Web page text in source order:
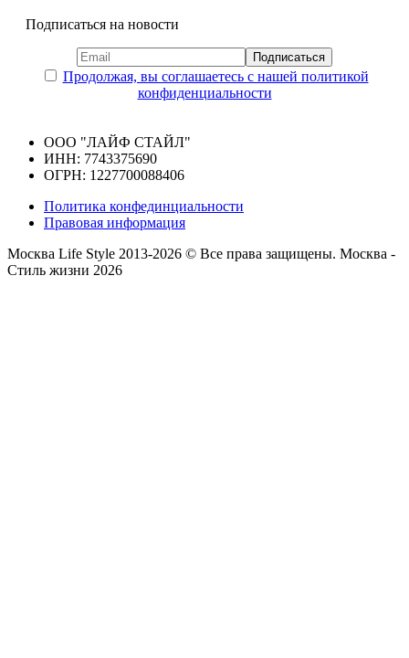
Подписаться на новости
Продолжая, вы соглашаетесь с нашей политикой
конфиденциальности
ООО "ЛАЙФ СТАЙЛ"
ИНН: 7743375690
ОГРН: 1227700088406
Политика конфединциальности
Правовая информация
Москва Life Style 2013-2026 © Все права защищены. Москва -
Стиль жизни 2026